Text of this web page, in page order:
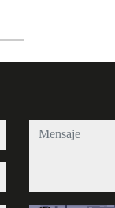
mensaje